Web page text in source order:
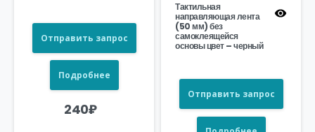
Отправить запрос
Подробнее
240₽
Тактильная
направляющая лента
(50 мм) без
самоклеящейся
основы цвет – черный
Отправить запрос